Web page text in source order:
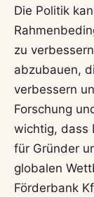
Die Politik
zu
abzubauen,
verbessern
Forschung
wichtig, dass
für Gründer
globalen
Förderbank